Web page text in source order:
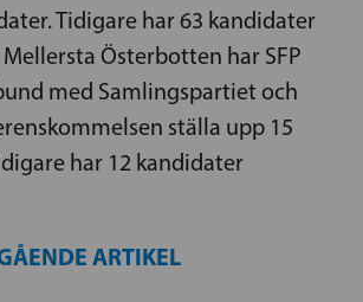
Tidigare har 63 kandidater
Österbotten har SFP
med Samlingspartiet och
ställa upp 15
har 12 kandidater
ARTIKEL